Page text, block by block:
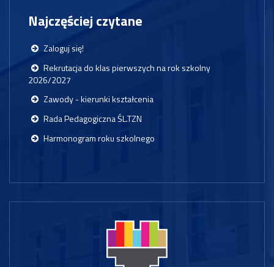
Najczęściej czytane
Zaloguj się!
Rekrutacja do klas pierwszych na rok szkolny
2026/2027
Zawody - kierunki kształcenia
Rada Pedagogiczna ŚL.TZN
Harmonogram roku szkolnego